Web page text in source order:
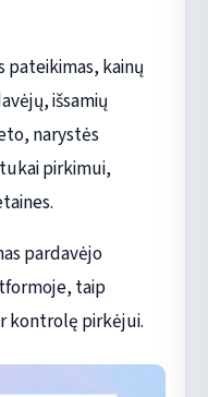
pateikimas, kainų
išsamių
narystės
pirkimui,
pardavėjo
taip
kontrolę pirkėjui.